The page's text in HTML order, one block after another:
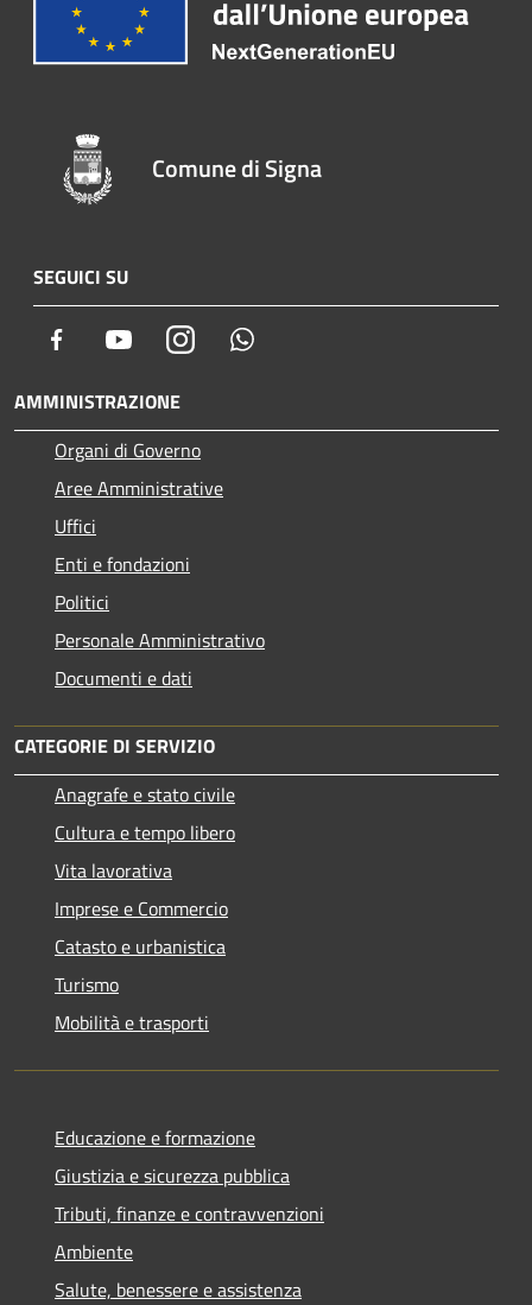
Comune di Signa
SEGUICI SU
Facebook YoutubeInstagram
AMMINISTRAZIONE
Organi di Governo
Aree Amministrative
Uffici
Enti e fondazioni
Politici
Personale Amministrativo
Documenti e dati
CATEGORIE DI SERVIZIO
Anagrafe e stato civile
Cultura e tempo libero
Vita lavorativa
Imprese e Commercio
Catasto e urbanistica
Turismo
Mobilità e trasporti
Educazione e formazione
Giustizia e sicurezza pubblica
Tributi, finanze e contravvenzioni
Ambiente
Salute, benessere e assistenza